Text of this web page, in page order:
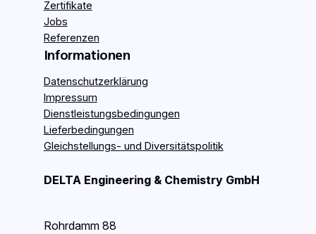
Zertifikate
Jobs
Referenzen
Informationen
Datenschutzerklärung
Impressum
Dienstleistungsbedingungen
Lieferbedingungen
Gleichstellungs- und Diversitätspolitik
DELTA Engineering & Chemistry GmbH
Rohrdamm 88